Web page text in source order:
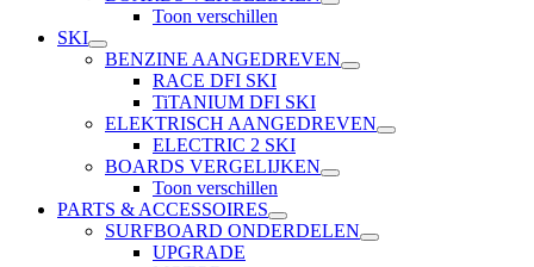
Toon verschillen
SKI
BENZINE AANGEDREVEN
RACE DFI SKI
TiTANIUM DFI SKI
ELEKTRISCH AANGEDREVEN
ELECTRIC 2 SKI
BOARDS VERGELIJKEN
Toon verschillen
PARTS & ACCESSOIRES
SURFBOARD ONDERDELEN
UPGRADE